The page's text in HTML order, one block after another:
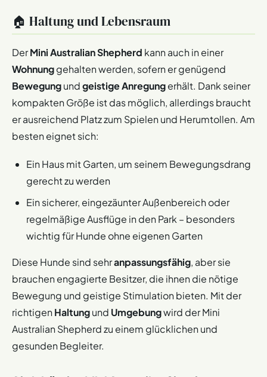
Gutmütig und kinderfreundlich
Verspielt und genießt die Gesellschaft von
Menschen sowie anderen Haustieren
Ein liebevoller und loyaler Begleiter für aktive
Familien
Seine freundliche und lebhafte Natur macht ihn zu einem
Hund, der sehr gut in Familien mit Kindern passt. Er liebt
es, gemeinsam Zeit zu verbringen und ist dabei stets
trainierbar, jedoch nicht unbedingt ideal für
Hundeanfänger. Gründe dafür sind:
Hoher Energiebedarf: Er braucht täglich viel
Bewegung und geistige Beschäftigung.
Erziehung erfordert Erfahrung: Sein Temperament
und der Hütetrieb können eine Herausforderung
darstellen.
Bedarf an konsequenter Führung: Eine erfahrene
Führung zu bieten.
Bewegung haben, ist der Mini Australian Shepherd ein
wunderbarer Begleiter.Anfängersollten sich jedoch
bewusst sein, dass diese Rasse intensive Beschäftigung
ausgeglichen zu bleiben.
🏠 Haltung und Lebensraum
DerMini Australian Shepherd kann auch in einer
Wohnunggehalten werden, sofern er genügend
Bewegungundgeistige Anregungerhält. Dank seiner
kompakten Größe ist das möglich, allerdings braucht
er ausreichend Platz zum Spielen und Herumtollen. Am
besten eignet sich:
Ein Haus mit Garten, um seinem Bewegungsdrang
gerecht zu werden
Ein sicherer, eingezäunter Außenbereich oder
regelmäßige Ausflüge in den Park – besonders
wichtig für Hunde ohne eigenen Garten
Diese Hunde sind sehranpassungsfähig, aber sie
brauchen engagierte Besitzer, die ihnen die nötige
Bewegung und geistige Stimulation bieten. Mit der
richtigenHaltungund Umgebungwird der Mini
Australian Shepherd zu einem glücklichen und
gesunden Begleiter.